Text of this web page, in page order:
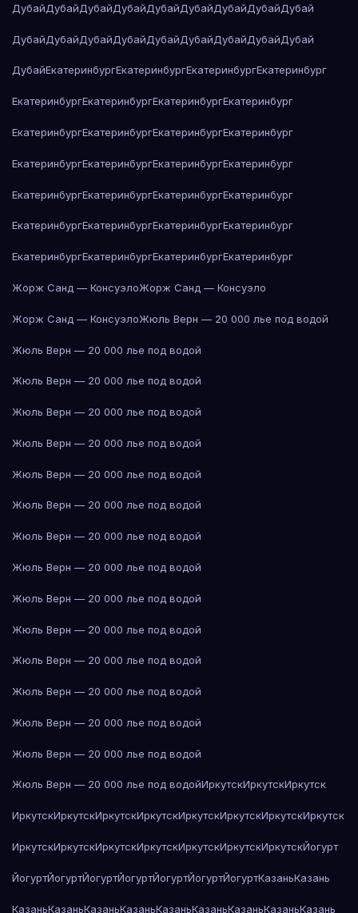
ДубайДубайДубайДубайДубайДубайДубайДубайДубай
ДубайДубайДубайДубайДубайДубайДубайДубайДубай
ДубайЕкатеринбургЕкатеринбургЕкатеринбургЕкатеринбург
ЕкатеринбургЕкатеринбургЕкатеринбургЕкатеринбург
ЕкатеринбургЕкатеринбургЕкатеринбургЕкатеринбург
ЕкатеринбургЕкатеринбургЕкатеринбургЕкатеринбург
ЕкатеринбургЕкатеринбургЕкатеринбургЕкатеринбург
ЕкатеринбургЕкатеринбургЕкатеринбургЕкатеринбург
ЕкатеринбургЕкатеринбургЕкатеринбургЕкатеринбург
Жорж Санд — КонсуэлоЖорж Санд — Консуэло
Жорж Санд — КонсуэлоЖюль Верн — 20 000 лье под водой
Жюль Верн — 20 000 лье под водой
Жюль Верн — 20 000 лье под водой
Жюль Верн — 20 000 лье под водой
Жюль Верн — 20 000 лье под водой
Жюль Верн — 20 000 лье под водой
Жюль Верн — 20 000 лье под водой
Жюль Верн — 20 000 лье под водой
Жюль Верн — 20 000 лье под водой
Жюль Верн — 20 000 лье под водой
Жюль Верн — 20 000 лье под водой
Жюль Верн — 20 000 лье под водой
Жюль Верн — 20 000 лье под водой
Жюль Верн — 20 000 лье под водой
Жюль Верн — 20 000 лье под водой
Жюль Верн — 20 000 лье под водойИркутскИркутскИркутск
ИркутскИркутскИркутскИркутскИркутскИркутскИркутскИркутск
ИркутскИркутскИркутскИркутскИркутскИркутскИркутскЙогурт
ЙогуртЙогуртЙогуртЙогуртЙогуртЙогуртЙогуртКазаньКазань
КазаньКазаньКазаньКазаньКазаньКазаньКазаньКазаньКазань